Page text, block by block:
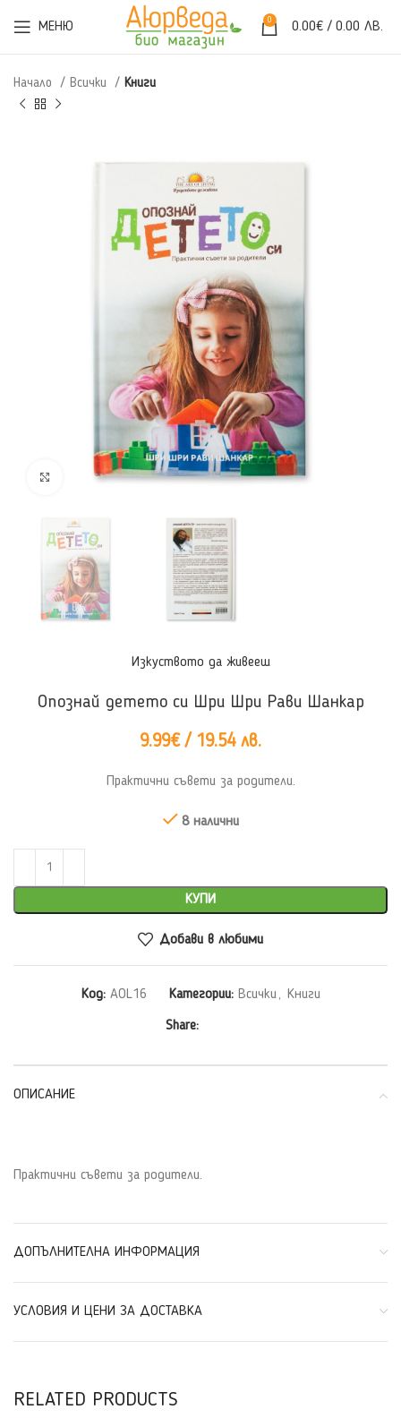
МЕНЮ 0 0.00€ / 0.00 ЛВ.
Начало Всички Книги
Click to enlarge
Изкуството да живееш
Опознай детето си Шри Шри Рави Шанкар
9.99€/ 19.54 лв.
Практични съвети за родители.
8 налични
КУПИ
Добави в любими
Код: AOL16 Категории: Всички , Книги
Share:
ОПИСАНИЕ
Практични съвети за родители.
ДОПЪЛНИТЕЛНА ИНФОРМАЦИЯ
УСЛОВИЯ И ЦЕНИ ЗА ДОСТАВКА
RELATED PRODUCTS